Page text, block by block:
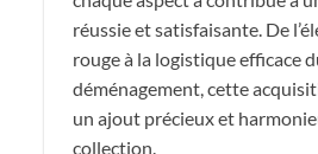
réussie et satisfaisante. De
rouge à la logistique efficace
déménagement, cette
un ajout précieux et
collection.